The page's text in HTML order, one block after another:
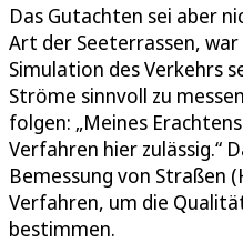
Das Gutachten sei aber
Art der Seeterrassen,
Simulation des Verkehrs
Ströme sinnvoll zu
folgen: „Meines
Verfahren hier zulässig.“
Bemessung von Straßen
Verfahren, um die
bestimmen.